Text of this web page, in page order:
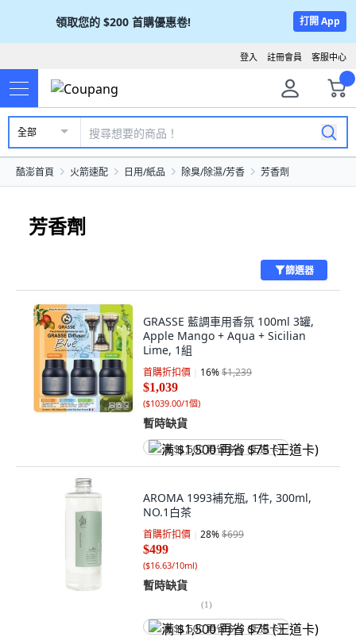
領取您的 $200 首購優惠卷! 打開 App
客服中心
註冊會員
登入
全部
酷澎首頁 火箭速配 日用/紙品 除臭/除濕/芳香 芳香劑
芳香劑
篩選器
GRASSE 藍調車用香氛 100ml 3罐,
Apple Mango + Aqua + Sicilian
Lime, 1組
首購折扣價 16%$1,239
$1,039
($1039.00/1個)
暫時缺貨
满 $1,500 再省 $75 (王道卡)
AROMA 1993補充瓶, 1件, 300ml,
NO.1白茶
首購折扣價 28%$699
$499
($16.63/10ml)
暫時缺貨
(1)
满 $1,500 再省 $75 (王道卡)